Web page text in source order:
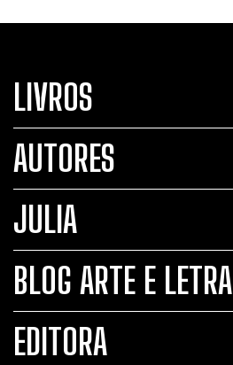
LIVROS
AUTORES
JULIA
BLOG ARTE E LETRA
EDITORA